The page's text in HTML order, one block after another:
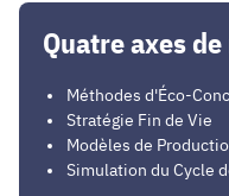
Quatre axes
Méthodes d'Éco-
Stratégie Fin de Vie
Modèles de
Simulation du Cycle